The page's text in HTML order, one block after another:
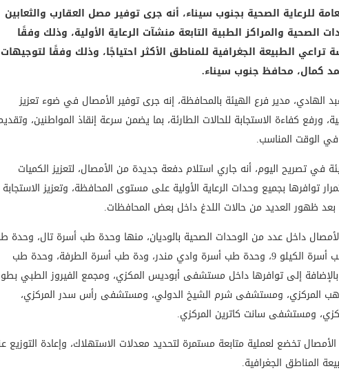
للرعاية الصحية بجنوب سيناء، أنه جرى توفير مصل العقارب والثعابين
الصحية والمراكز الطبية التابعة منشآت الرعاية الأولية، وذلك وفقًا
الطبيعة الجغرافية للمناطق الأكثر احتياجًا، وذلك وفقًا لتوجيهات
كمال، محافظ جنوب سيناء.
الهادي، مدير فرع الهيئة بالمحافظة، إنه جرى توفير الأمصال في ضوء تعزيز
ورفع كفاءة الاستجابة للحالات الطارئة، بما يضمن سرعة إنقاذ المواطنين،
الوقت المناسب.
في تصريح اليوم، أنه جاري استلام دفعة جديدة من الأمصال، لتعزيز الكميات
توافرها بجميع وحدات الرعاية الأولية على مستوى المحافظة، وتعزيز الاستجابة
بعد ظهور العديد من حالات اللدغ داخل بعض المحافظات.
داخل عدد من الوحدات الصحية بالوديان، منها وحدة طب أسرة تال، وحدة
أسرة غرندل، وحدة طب أسرة الكيلو 9، وحدة طب أسرة وادي مندر، ودة طب أسرة الطرفة، وحدة طب
بالإضافة إلى توافرها داخل مستشفى أبوديس المكزي، ومجمع الفيروز الطبي
المركزي، ومستشفى شرم الشيخ الدولي، ومستشفى رأس سدر المركزي،
ومستشفى سانت كاترين المركزي.
تخضع لعملية متابعة مستمرة لتحديد معدلات الاستهلاك، وإعادة التوزيع
المناطق الجغرافية.